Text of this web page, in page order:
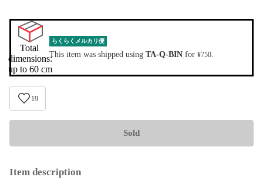
Total
dimensions:
up to 60 cm
らくらくメルカリ便
This item was shipped using TA-Q-BIN for ¥750.
19
Sold
Item description